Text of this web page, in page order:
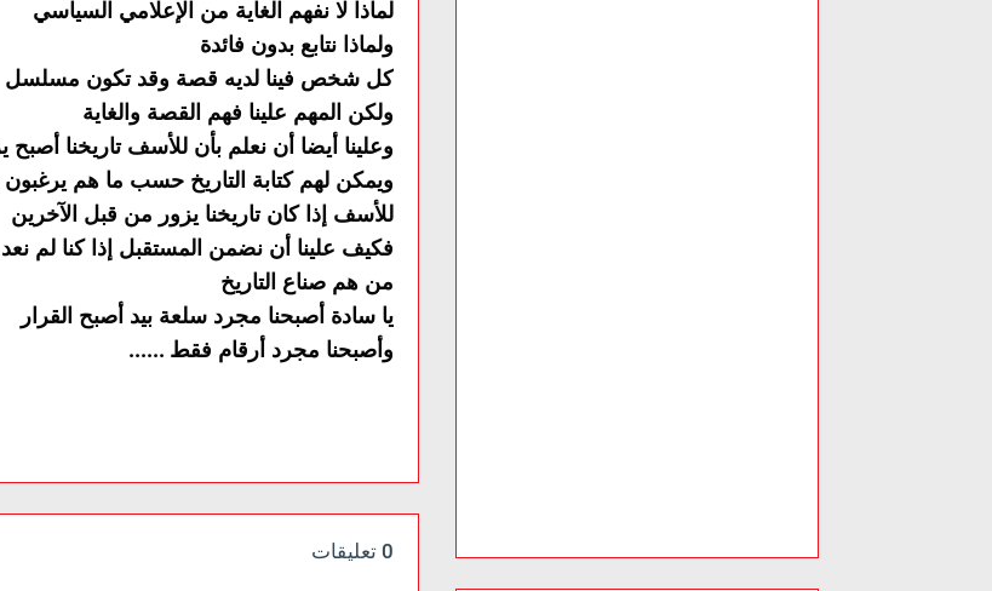
لماذا لا نفهم الغاية من الإعلامي السياسي
ولماذا نتابع بدون فائدة
كل شخص فينا لديه قصة وقد تكون مسلسل
ولكن المهم علينا فهم القصة والغاية
وعلينا أيضا أن نعلم بأن للأسف تاريخنا
ويمكن لهم كتابة التاريخ حسب ما هم
للأسف إذا كان تاريخنا يزور من قبل الآخرين
فكيف علينا أن نضمن المستقبل إذا كنا لم
من هم صناع التاريخ
يا سادة أصبحنا مجرد سلعة بيد أصبح القرار
وأصبحنا مجرد أرقام فقط ......
0 تعليقات